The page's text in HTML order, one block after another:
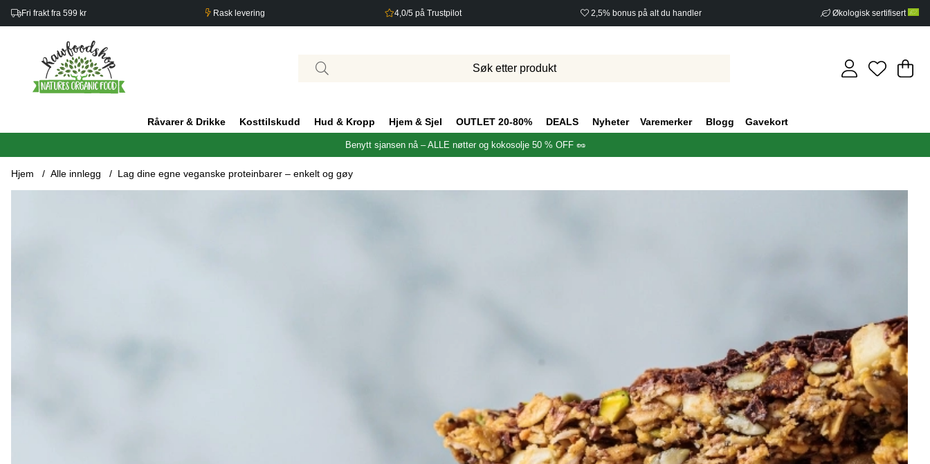
Fri frakt fra 599 kr Rask levering 4,0/5 på Trustpilot 2,5% bonus på alt du handler Økologisk sertifisert
.
Råvarer & Drikke Kosttilskudd Hud & Kropp Hjem & Sjel OUTLET 20-80% DEALS Nyheter Varemerker Blogg Gavekort
Benytt sjansen nå – ALLE nøtter og kokosolje 50 % OFF 🥜
Hjem Alle innlegg Lag dine egne veganske proteinbarer – enkelt og gøy